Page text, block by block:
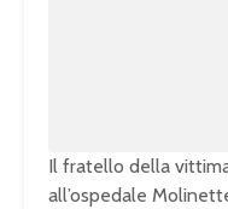
Il fratello della
all’ospedale